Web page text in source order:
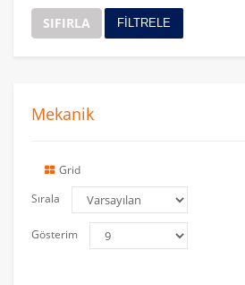
SIFIRLA FİLTRELE
Mekanik
Grid
Sırala
Gösterim